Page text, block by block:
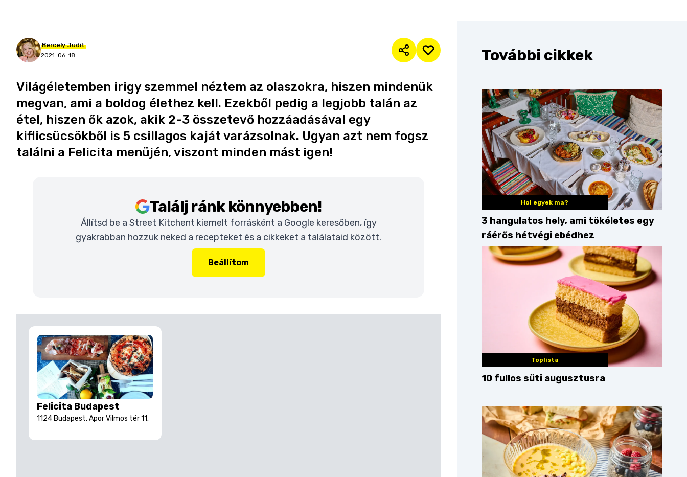
Bercely Judit
2021. 06. 18.
Világéletemben irigy szemmel néztem az olaszokra, hiszen mindenük
megvan, ami a boldog élethez kell. Ezekből pedig a legjobb talán az
étel, hiszen ők azok, akik 2-3 összetevő hozzáadásával egy
kiflicsücsökből is 5 csillagos kaját varázsolnak. Ugyan azt nem fogsz
találni a Felicita menüjén, viszont minden mást igen!
Találj ránk könnyebben!
Állítsd be a Street Kitchent kiemelt forrásként a Google keresőben, így
gyakrabban hozzuk neked a recepteket és a cikkeket a találataid között.
Beállítom
Felicita Budapest
1124 Budapest, Apor Vilmos tér 11.
További cikkek
Hol egyek ma?
3 hangulatos hely, ami tökéletes egy
ráérős hétvégi ebédhez
Toplista
10 fullos süti augusztusra